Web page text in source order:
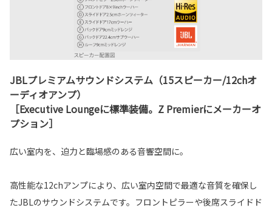
JBLプレミアムサウンドシステム（15スピーカー/12chオ
ーディオアンプ）
［Executive Loungeに標準装備。Z Premierにメーカーオ
プション］
広い室内を、迫力と臨場感のある音響空間に。
高性能な12chアンプにより、広い室内空間で最適な音質を確保し
たJBLのサウンドシステムです。フロントピラーや後席スライドド